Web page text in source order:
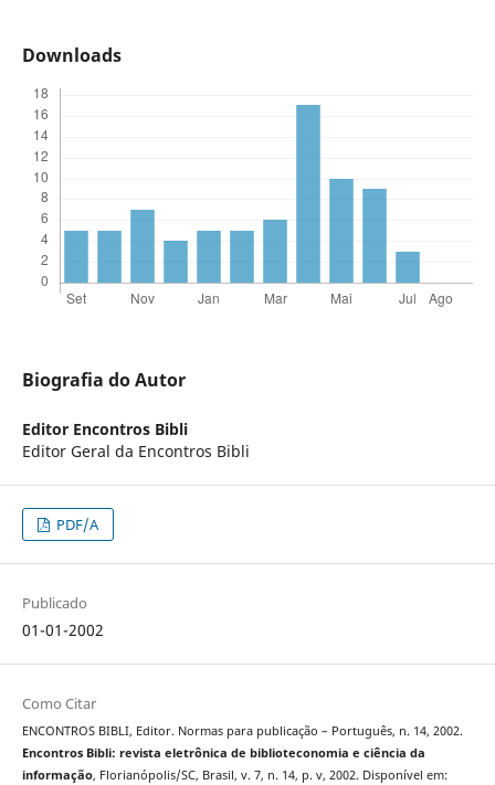
Downloads
Biografia do Autor
Editor Encontros Bibli
Editor Geral da Encontros Bibli
PDF/A
Publicado
01-01-2002
Como Citar
ENCONTROS BIBLI, Editor. Normas para publicação – Português, n. 14, 2002.
Encontros Bibli: revista eletrônica de biblioteconomia e ciência da
informação, Florianópolis/SC, Brasil, v. 7, n. 14, p. v, 2002. Disponível em: